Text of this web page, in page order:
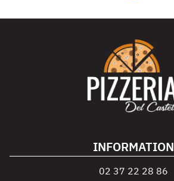
INFORMATION
02 37 22 28 86